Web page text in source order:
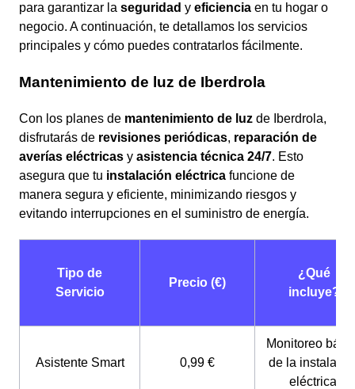
para garantizar la seguridad y eficiencia en tu hogar o
negocio. A continuación, te detallamos los servicios
principales y cómo puedes contratarlos fácilmente.
Mantenimiento de luz de Iberdrola
Con los planes de mantenimiento de luz de Iberdrola,
disfrutarás de revisiones periódicas, reparación de
averías eléctricas y asistencia técnica 24/7. Esto
asegura que tu instalación eléctrica funcione de
manera segura y eficiente, minimizando riesgos y
evitando interrupciones en el suministro de energía.
Tipo de
Servicio
Precio (€)
¿Qué
incluye?
Asistente Smart 0,99 €
Monitoreo
de la
eléctrica.